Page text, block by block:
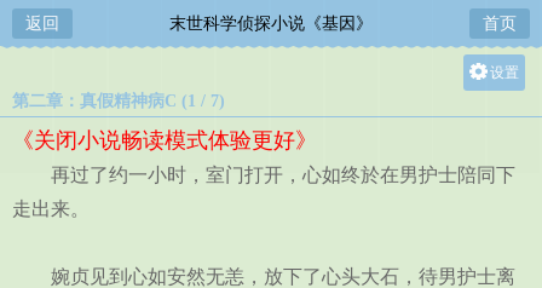
返回 末世科学侦探小说《基因》 首页
设置
中
第二章：真假精神病C (1 / 7)
《关闭小说畅读模式体验更好》
再过了约一小时，室门打开，心如终於在男护士陪同下
走出来。
婉贞见到心如安然无恙，放下了心头大石，待男护士离